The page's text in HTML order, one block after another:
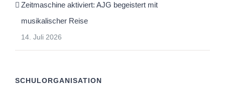
Zeitmaschine aktiviert: AJG begeistert mit
musikalischer Reise
14. Juli 2026
SCHULORGANISATION